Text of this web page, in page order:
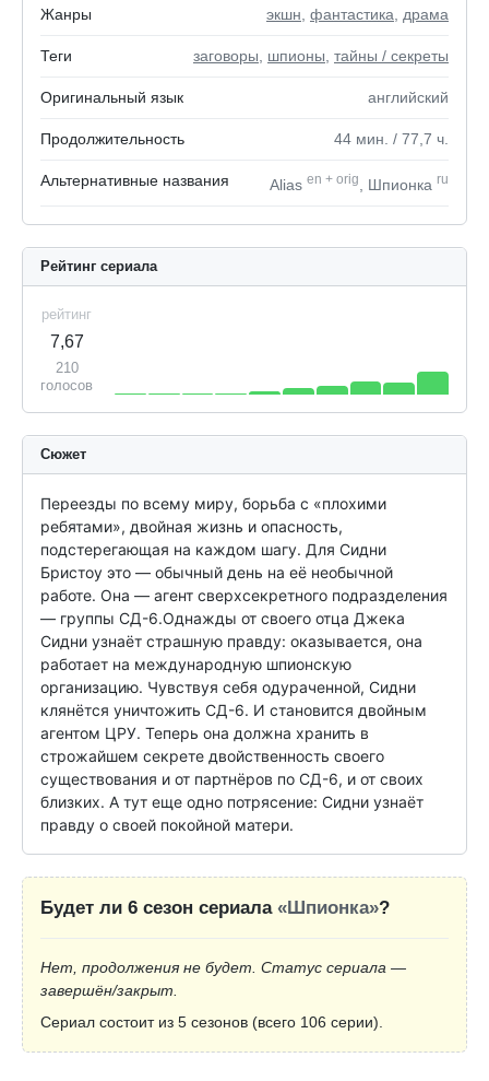
Жанры экшн фантастика драма
Теги заговоры шпионы тайны / секреты
Оригинальный язык английский
Продолжительность 44 мин. / 77,7 ч.
Альтернативные названия Alias en + orig , Шпионка ru
Рейтинг сериала
рейтинг
7,67
210
голосов
Сюжет
Переезды по всему миру, борьба с «плохими
ребятами», двойная жизнь и опасность,
подстерегающая на каждом шагу. Для Сидни
Бристоу это — обычный день на её необычной
работе. Она — агент сверхсекретного подразделения
— группы СД-6.Однажды от своего отца Джека
Сидни узнаёт страшную правду: оказывается, она
работает на международную шпионскую
организацию. Чувствуя себя одураченной, Сидни
клянётся уничтожить СД-6. И становится двойным
агентом ЦРУ. Теперь она должна хранить в
строжайшем секрете двойственность своего
существования и от партнёров по СД-6, и от своих
близких. А тут еще одно потрясение: Сидни узнаёт
правду о своей покойной матери.
Будет ли 6 сезон сериала «Шпионка»?
Нет, продолжения не будет. Статус сериала —
завершён/закрыт.
Сериал состоит из 5 сезонов (всего 106 серии).